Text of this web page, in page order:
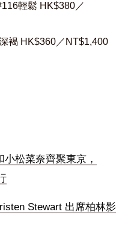
輕鬆 HK$380／
褐 HK$360／NT$1,400
松菜奈齊聚東京，
Stewart 出席柏林影